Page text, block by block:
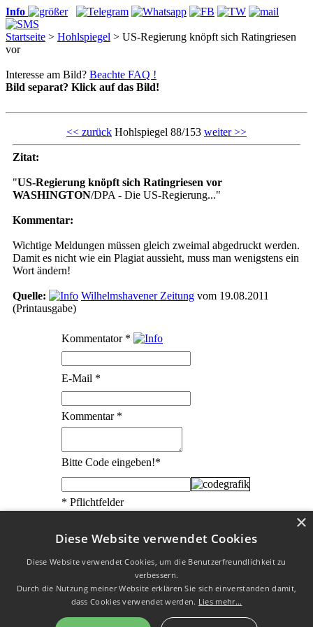
Info
Startseite > Hohlspiegel > US-Regierung knöpft sich Ratingriesen
vor
Interesse am Bild? Beachte FAQ !
Bild separat? Klick auf das Bild!
<< zurück Hohlspiegel 88/153 weiter >>
Zitat:
"US-Regierung knöpft sich Ratingriesen vor
WASHINGTON/DPA - Die US-Regierung..."
Kommentar:
Wichtige Meldungen müssen gleich zweimal abgedruckt werden.
Damit es nicht wie ein Plagiat aussieht, muss man wenigstens ein
Wort ändern!
Quelle: Wilhelmshavener Zeitung vom 19.08.2011
(Printausgabe)
Kommentator *
E-Mail *
Kommentar *
Bitte Code eingeben!*
* Pflichtfelder
W3C CSS √| Letzte Aktualisierung am
23.02.2020
|Impressum| Copyright © 2003 - 2026 by Uli
Kontakt
Diese Website verwendet Cookies
Diese Website verwendet Cookies, um die Benutzerfreundlichkeit zu
verbessern.
Durch die Nutzung meiner Website erklären Sie sich einverstanden damit,
dass Cookies verwendet werden. Lies mehr...
×